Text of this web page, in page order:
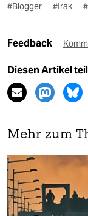
#Blogger #Irak
Feedback
Diesen Artikel
Mehr zum